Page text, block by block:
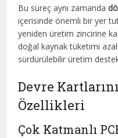
Bu süreç aynı zamanda
içerisinde önemli bir yer
yeniden üretim zincirine
doğal kaynak tüketimi
sürdürülebilir üretim
Devre
Özellikleri
Çok Katmanlı